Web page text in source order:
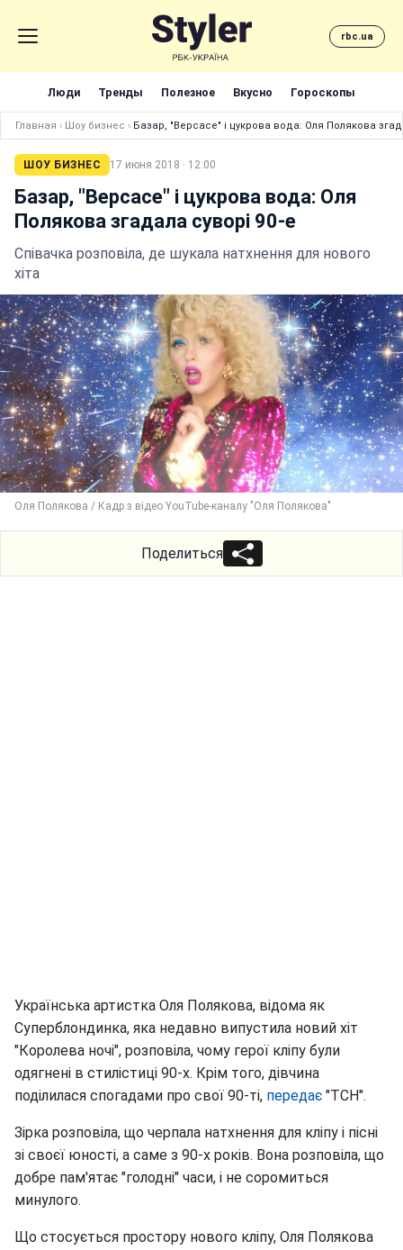
rbc.ua
Люди Тренды Полезное Вкусно Гороскопы
Главная › Шоу бизнес › Базар, "Версасе" і цукрова вода: Оля Полякова
ШОУ БИЗНЕС 17 июня 2018 · 12:00
Базар, "Версасе" і цукрова вода: Оля
Полякова згадала суворі 90-е
Співачка розповіла, де шукала натхнення для нового
хіта
Оля Полякова / Кадр з відео YouTube-каналу "Оля Полякова"
Поделиться
Українська артистка Оля Полякова, відома як
Суперблондинка, яка недавно випустила новий хіт
"Королева ночі", розповіла, чому герої кліпу були
одягнені в стилістиці 90-х. Крім того, дівчина
поділилася спогадами про свої 90-ті, передає "ТСН".
Зірка розповіла, що черпала натхнення для кліпу і пісні
зі своєї юності, а саме з 90-х років. Вона розповіла, що
добре пам'ятає "голодні" часи, і не соромиться
минулого.
Що стосується простору нового кліпу, Оля Полякова